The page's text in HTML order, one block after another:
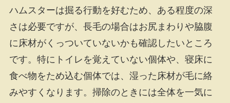
ハムスターは掘る行動を好むため、ある程度の深
さは必要ですが、長毛の場合はお尻まわりや脇腹
に床材がくっついていないかも確認したいところ
です。特にトイレを覚えていない個体や、寝床に
食べ物をため込む個体では、湿った床材が毛に絡
みやすくなります。掃除のときには全体を一気に